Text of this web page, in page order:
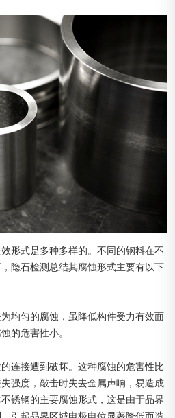
形式是多种多样的。不同的钢料在不
隐石检测总结其腐蚀形式主要有以下
均匀的腐蚀，虽降低构件受力有效面
的危害性小。
连接遭到破坏。这种腐蚀的危害性比
强度，敲击时失去金属声响，易造成
锈钢的主要腐蚀形式，这是由于品界